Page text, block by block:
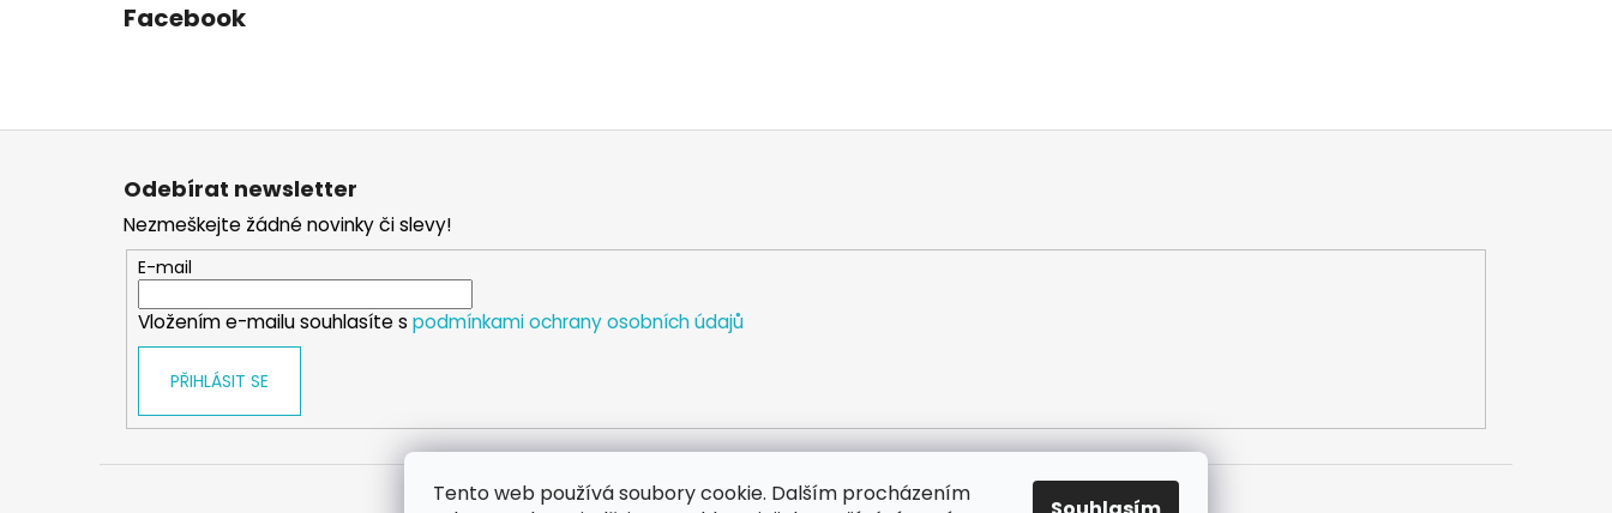
Tento web používá soubory cookie. Dalším procházením
Facebook
Z
Odebírat newsletter
Nezmeškejte žádné novinky či slevy!
E-mail
Vložením e-mailu souhlasíte s podmínkami ochrany osobních údajů
PŘIHLÁSIT SE